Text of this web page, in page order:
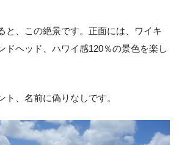
と、この絶景です。正面には、ワイキ
ドヘッド、ハワイ感120％の景色を楽し
ト、名前に偽りなしです。